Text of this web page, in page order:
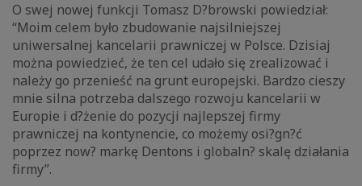
O swej nowej funkcji Tomasz D?browski powiedział:
“Moim celem było zbudowanie najsilniejszej
uniwersalnej kancelarii prawniczej w Polsce. Dzisiaj
można powiedzieć, że ten cel udało się zrealizować i
należy go przenieść na grunt europejski. Bardzo cieszy
mnie silna potrzeba dalszego rozwoju kancelarii w
Europie i d?żenie do pozycji najlepszej firmy
prawniczej na kontynencie, co możemy osi?gn?ć
poprzez now? markę Dentons i globaln? skalę działania
firmy”.